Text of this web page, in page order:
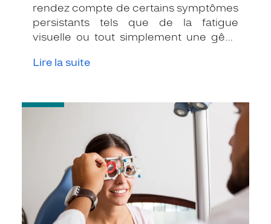
rendez compte de certains symptômes
persistants tels que de la fatigue
visuelle ou tout simplement une gêne
consulter un ophtalmologiste.
Lire la suite
-
pupillaire